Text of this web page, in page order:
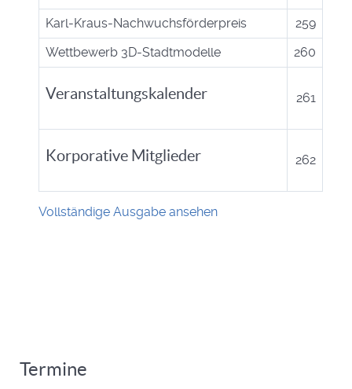
Karl-Kraus-Nachwuchsförderpreis
259
Wettbewerb 3D-Stadtmodelle
260
Veranstaltungskalender 261
Korporative Mitglieder 262
Vollständige Ausgabe ansehen
Termine